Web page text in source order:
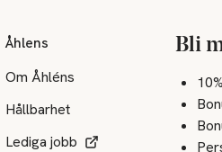
Åhlens
Om Åhléns
Hållbarhet
Lediga jobb
Bli